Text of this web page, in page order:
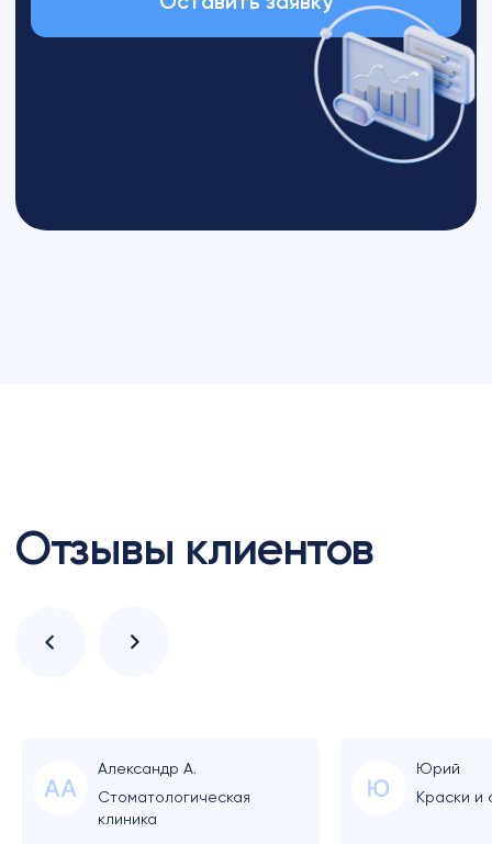
Александр А.
Стоматологическая
клиника
Юрий
Краски и